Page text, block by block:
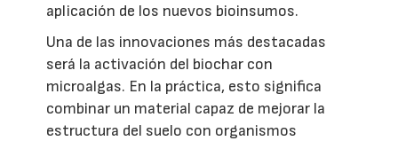
aplicación de los nuevos bioinsumos.
Una de las innovaciones más destacadas
será la activación del biochar con
microalgas. En la práctica, esto significa
combinar un material capaz de mejorar la
estructura del suelo con organismos